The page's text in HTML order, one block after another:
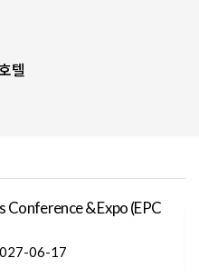
텔
Conference & Expo (EPC
06-17